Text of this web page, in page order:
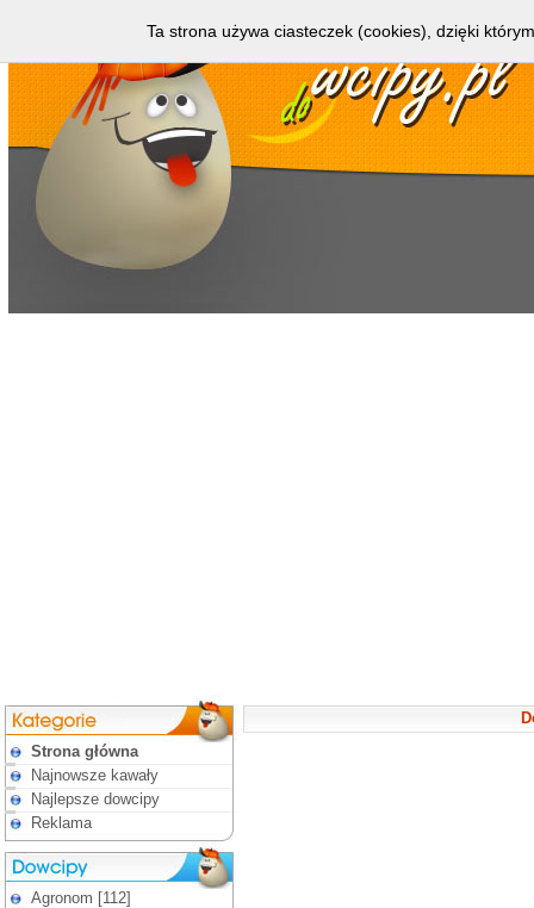
Strona główna
Najnowsze kawały
Najlepsze dowcipy
Reklama
Agronom [112]
Ta strona używa ciasteczek (cookies), dzięki